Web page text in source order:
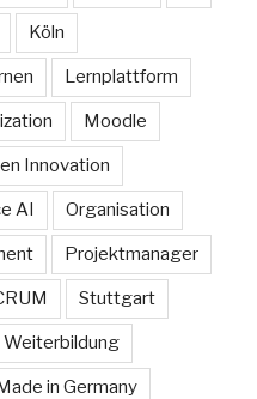
Köln
Lernplattform
Moodle
Innovation
AI Organisation
Projektmanager
Stuttgart
Weiterbildung
in Germany